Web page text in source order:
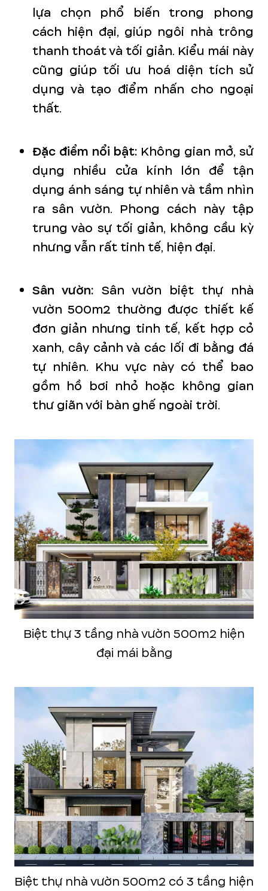
lựa chọn phổ biến trong phong
cách hiện đại, giúp ngôi nhà trông
thanh thoát và tối giản. Kiểu mái này
cũng giúp tối ưu hoá diện tích sử
dụng và tạo điểm nhấn cho ngoại
thất.
Đặc điểm nổi bật: Không gian mở, sử
dụng nhiều cửa kính lớn để tận
dụng ánh sáng tự nhiên và tầm nhìn
ra sân vườn. Phong cách này tập
trung vào sự tối giản, không cầu kỳ
nhưng vẫn rất tinh tế, hiện đại.
Sân vườn: Sân vườn biệt thự nhà
vườn 500m2 thường được thiết kế
đơn giản nhưng tinh tế, kết hợp cỏ
xanh, cây cảnh và các lối đi bằng đá
tự nhiên. Khu vực này có thể bao
gồm hồ bơi nhỏ hoặc không gian
thư giãn với bàn ghế ngoài trời.
Biệt thự 3 tầng nhà vườn 500m2 hiện
đại mái bằng
Biệt thự nhà vườn 500m2 có 3 tầng hiện